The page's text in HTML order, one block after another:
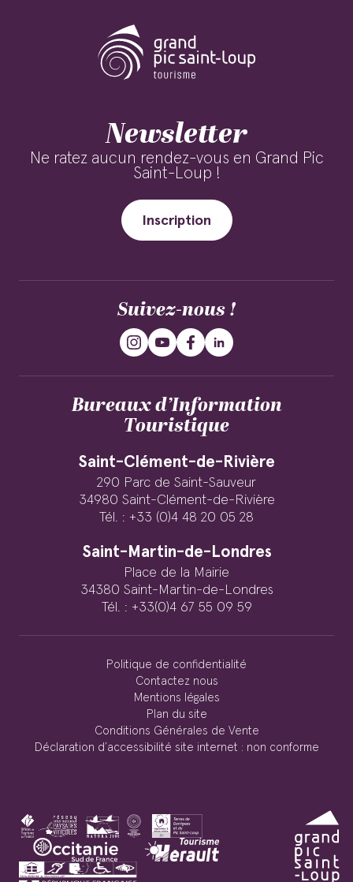
Newsletter
Ne ratez aucun rendez-vous en Grand Pic
Saint-Loup !
Inscription
Suivez-nous !
Bureaux d’Information
Touristique
Saint-Clément-de-Rivière
290 Parc de Saint-Sauveur
34980 Saint-Clément-de-Rivière
Tél. : +33 (0)4 48 20 05 28
Saint-Martin-de-Londres
Place de la Mairie
34380 Saint-Martin-de-Londres
Tél. : +33(0)4 67 55 09 59
Politique de confidentialité
Contactez nous
Mentions légales
Plan du site
Conditions Générales de Vente
Déclaration d’accessibilité site internet : non conforme